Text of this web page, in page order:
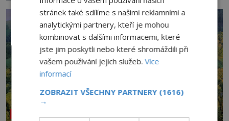
zmizením turistů? Ti, kteří se nebojí, nás mohou
následovat. Vstupujeme na pláž Dumas ve městě
Surat. Gu
stránek také sdílíme s našimi reklamními a
analytickými partnery, kteří je mohou
kombinovat s dalšími informacemi, které
jste jim poskytli nebo které shromáždili při
vašem používání jejich služeb.Více
informací
ZOBRAZIT VŠECHNY PARTNERY (1616)
→